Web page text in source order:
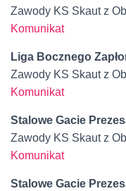
Zawody KS Skaut z
Komunikat
Liga Bocznego
Zawody KS Skaut z
Komunikat
Stalowe Gacie
Zawody KS Skaut z
Komunikat
Stalowe Gacie